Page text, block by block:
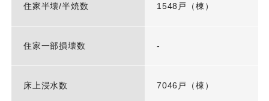
住家半壊/半焼数 1548戸（棟）
住家一部損壊数 -
床上浸水数 7046戸（棟）